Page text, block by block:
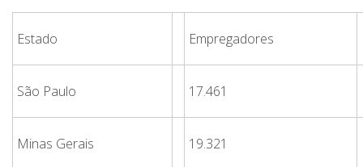
Estado Empregadores
São Paulo 17.461
Minas Gerais 19.321